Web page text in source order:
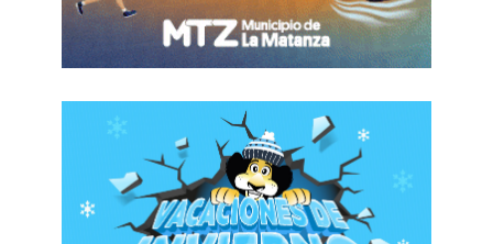
generó. El patrón quedó establecido: el Estado
como sostén, el riesgo como patrimonio
Esta práctica continuó en 2016 bajo el gobierno
de Mauricio Macri: en el intento por despedir 500
trabajadores del “turno rojo” terminó generando
beneficios empresariales mientras el conflicto